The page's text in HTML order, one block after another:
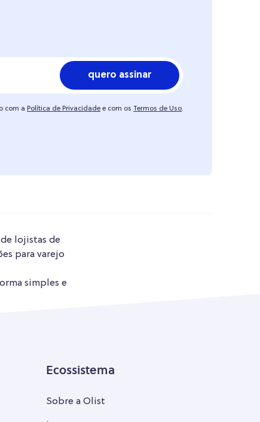
quero assinar
com a Política de Privacidade e com os Termos de Uso.
lojistas de
para varejo
simples e
Ecossistema
Sobre a Olist